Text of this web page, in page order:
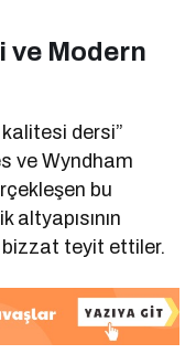
ve Modern
dersi”
ve Wyndham
bu
altyapısının
bizzat teyit ettiler.